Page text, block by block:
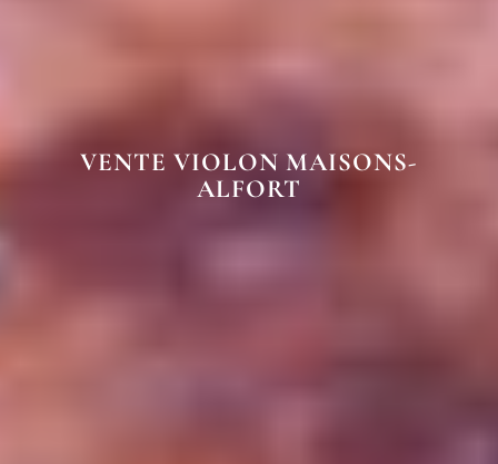
VENTE VIOLON MAISONS-
ALFORT